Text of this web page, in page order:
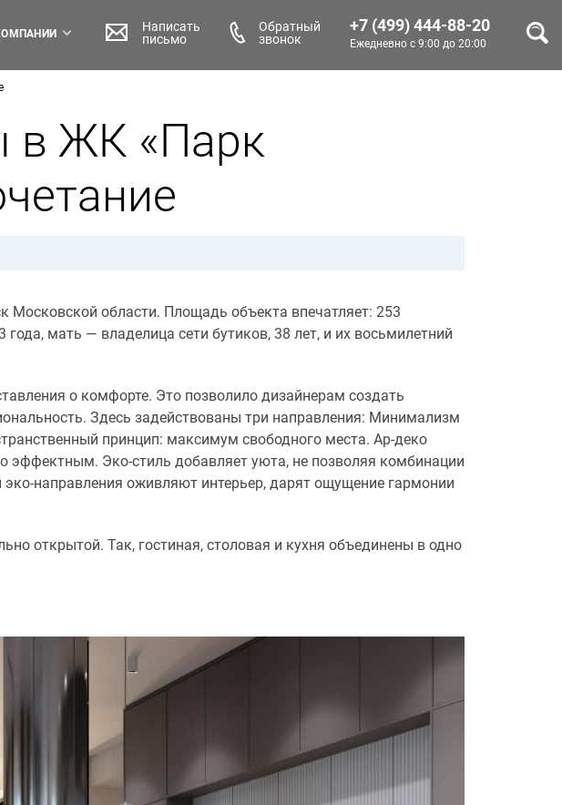
Написать
письмо
Обратный
звонок
+7 (499) 444-88-20
Ежедневно с 9:00 до 20:00
в ЖК «Парк
Московской области. Площадь объекта впечатляет: 253
мать — владелица сети бутиков, 38 лет, и их восьмилетний
о комфорте. Это позволило дизайнерам создать
Здесь задействованы три направления: Минимализм
принцип: максимум свободного места. Ар-деко
эффектным. Эко-стиль добавляет уюта, не позволяя комбинации
направления оживляют интерьер, дарят ощущение гармонии
открытой. Так, гостиная, столовая и кухня объединены в одно